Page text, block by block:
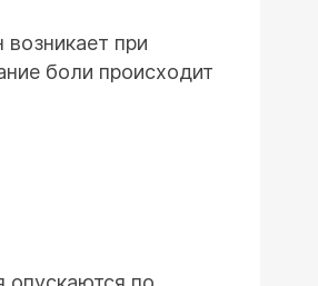
возникает при
боли происходит